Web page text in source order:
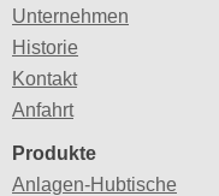
Unternehmen
Historie
Kontakt
Anfahrt
Produkte
Anlagen-Hubtische